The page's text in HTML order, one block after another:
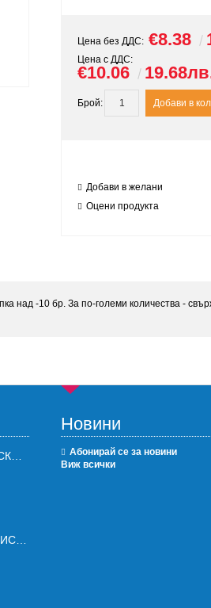
Цена без ДДС: €8.38
Цена с ДДС:
€10.06
Брой:
Добави в желани
Оцени продукта
над -10 бр. За по-големи количества -
БЕЛИ ДЕТСКИ ТЕНИСКИ БЕЛИ FRUIT OF THE LOOM
БЕЛИ ПАМУЧНИ ТЕНИСКИ ОТ ПАМУЧЕН ТЕКСТИЛ 150 Г
Новини
Абонирай се за новини
Виж всички